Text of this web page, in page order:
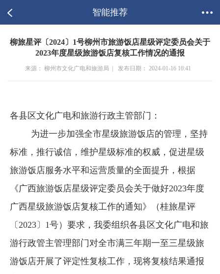
智能推荐
柳旅星评〔2024〕1号柳州市旅游饭店星级评定委员会关于
2023年度星级旅游饭店复核工作情况的通报
来源： 柳州市文化广电和旅游局 | 发布日期： 2024-01-16 10:41
各县区文化广电和旅游行政主管部门：
为进一步加强全市星级旅游饭店的管理，坚持
标准，推行诚信，维护星级标准的权威，促进星级
旅游饭店服务水平和运营质量的全面提升，根据
《广西旅游饭店星级评定委员会关于做好2023年度
广西星级旅游饭店复核工作的通知》（桂旅星评
〔2023〕1号）要求，我委组织各县区文化广电和旅
游行政管主管理部门对全市满三年期一至三星级旅
游饭店开展了评定性复核工作，现将复核结果通报